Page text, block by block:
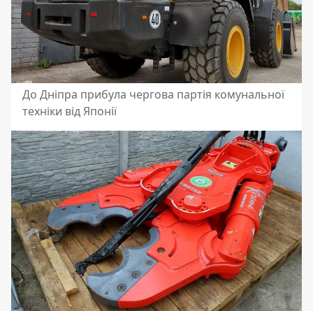
До Дніпра прибула чергова партія комунальної
техніки від Японії